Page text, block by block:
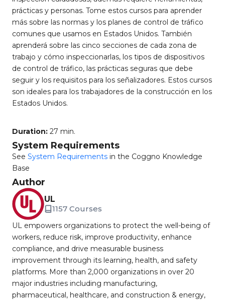
prácticas y personas. Tome estos cursos para aprender
más sobre las normas y los planes de control de tráfico
comunes que usamos en Estados Unidos. También
aprenderá sobre las cinco secciones de cada zona de
trabajo y cómo inspeccionarlas, los tipos de dispositivos
de control de tráfico, las prácticas seguras que debe
seguir y los requisitos para los señalizadores. Estos cursos
son ideales para los trabajadores de la construcción en los
Estados Unidos.
Duration: 27 min.
System Requirements
See System Requirements in the Coggno Knowledge
Base
Author
UL
1157 Courses
UL empowers organizations to protect the well-being of
workers, reduce risk, improve productivity, enhance
compliance, and drive measurable business
improvement through its learning, health, and safety
platforms. More than 2,000 organizations in over 20
major industries including manufacturing,
pharmaceutical, healthcare, and construction & energy,